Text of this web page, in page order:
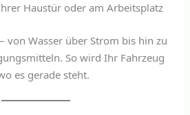
Haustür oder am Arbeitsplatz
von Wasser über Strom bis hin zu
So wird Ihr Fahrzeug
es gerade steht.